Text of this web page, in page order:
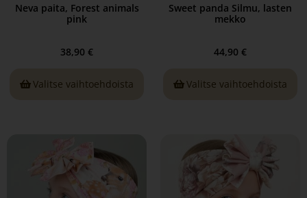
Neva paita, Forest animals
pink
38,90 €
Valitse vaihtoehdoista
Sweet panda Silmu, lasten
mekko
44,90 €
Valitse vaihtoehdoista